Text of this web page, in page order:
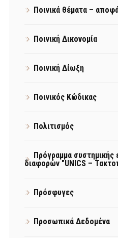
Ποινικά θέματα –
Ποινική Δικονομία
Ποινική Δίωξη
Ποινικός Κώδικας
Πολιτισμός
Πρόγραμμα συστημικής
διαφορών "UNICS –
Πρόσφυγες
Προσωπικά Δεδομένα